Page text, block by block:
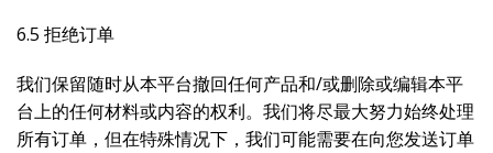
6.5 拒绝订单
我们保留随时从本平台撤回任何产品和/或删除或编辑本平
台上的任何材料或内容的权利。我们将尽最大努力始终处理
所有订单，但在特殊情况下，我们可能需要在向您发送订单